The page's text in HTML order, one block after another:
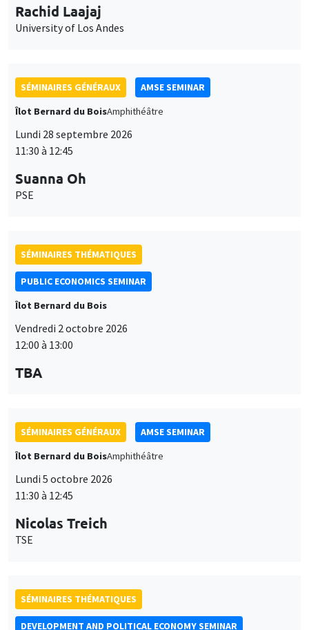
Rachid Laajaj
University of Los Andes
SÉMINAIRES GÉNÉRAUX
AMSE SEMINAR
Îlot Bernard du BoisAmphithéâtre
Lundi 28 septembre 2026
11:30 à 12:45
Suanna Oh
PSE
SÉMINAIRES THÉMATIQUES
PUBLIC ECONOMICS SEMINAR
Îlot Bernard du Bois
Vendredi 2 octobre 2026
12:00 à 13:00
TBA
SÉMINAIRES GÉNÉRAUX
AMSE SEMINAR
Îlot Bernard du BoisAmphithéâtre
Lundi 5 octobre 2026
11:30 à 12:45
Nicolas Treich
TSE
SÉMINAIRES THÉMATIQUES
DEVELOPMENT AND POLITICAL ECONOMY SEMINAR